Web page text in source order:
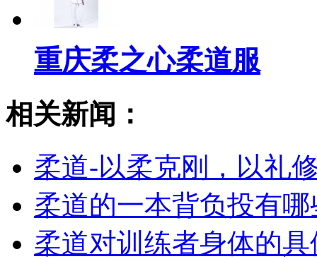
重庆柔之心柔道服
相关新闻：
柔道-以柔克刚，以礼
柔道的一本背负投有
柔道对训练者身体的